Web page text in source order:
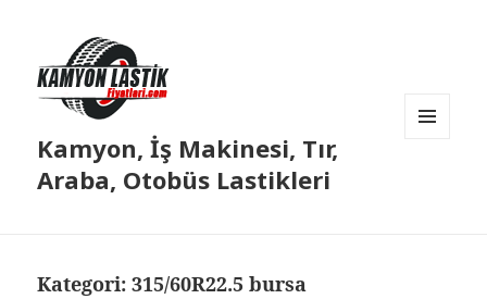
Kamyon, İş Makinesi, Tır,
Araba, Otobüs Lastikleri
Kategori:315/60R22.5 bursa